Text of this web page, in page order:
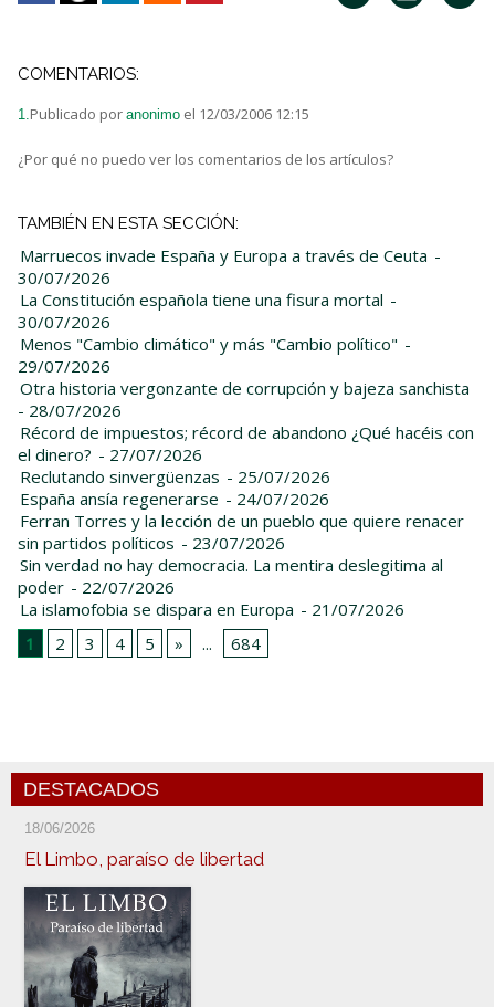
COMENTARIOS:
1.Publicado por anonimo el 12/03/2006 12:15
¿Por qué no puedo ver los comentarios de los artículos?
TAMBIÉN EN ESTA SECCIÓN:
Marruecos invade España y Europa a través de Ceuta -
30/07/2026
La Constitución española tiene una fisura mortal -
30/07/2026
Menos "Cambio climático" y más "Cambio político" -
29/07/2026
Otra historia vergonzante de corrupción y bajeza sanchista
- 28/07/2026
Récord de impuestos; récord de abandono ¿Qué hacéis con
el dinero? - 27/07/2026
Reclutando sinvergüenzas - 25/07/2026
España ansía regenerarse - 24/07/2026
Ferran Torres y la lección de un pueblo que quiere renacer
sin partidos políticos - 23/07/2026
Sin verdad no hay democracia. La mentira deslegitima al
poder - 22/07/2026
La islamofobia se dispara en Europa - 21/07/2026
1
2 3 4 5 » ... 684
DESTACADOS
18/06/2026
El Limbo, paraíso de libertad